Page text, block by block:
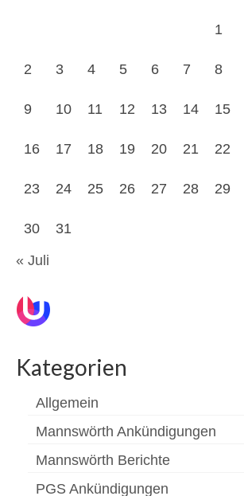
1
2 3 4 5 6 7 8
9 10 11 12 13 14 15
16 17 18 19 20 21 22
23 24 25 26 27 28 29
30
31
« Juli
Kategorien
Allgemein
Mannswörth Ankündigungen
Mannswörth Berichte
PGS Ankündigungen